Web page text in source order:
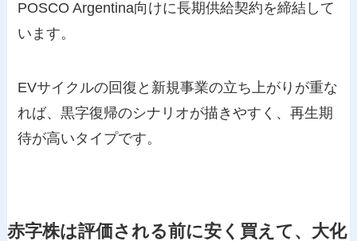
POSCO Argentina向けに長期供給契約を締結して
います。
EVサイクルの回復と新規事業の立ち上がりが重な
れば、黒字復帰のシナリオが描きやすく、再生期
待が高いタイプです。
赤字株は評価される前に安く買えて、大化